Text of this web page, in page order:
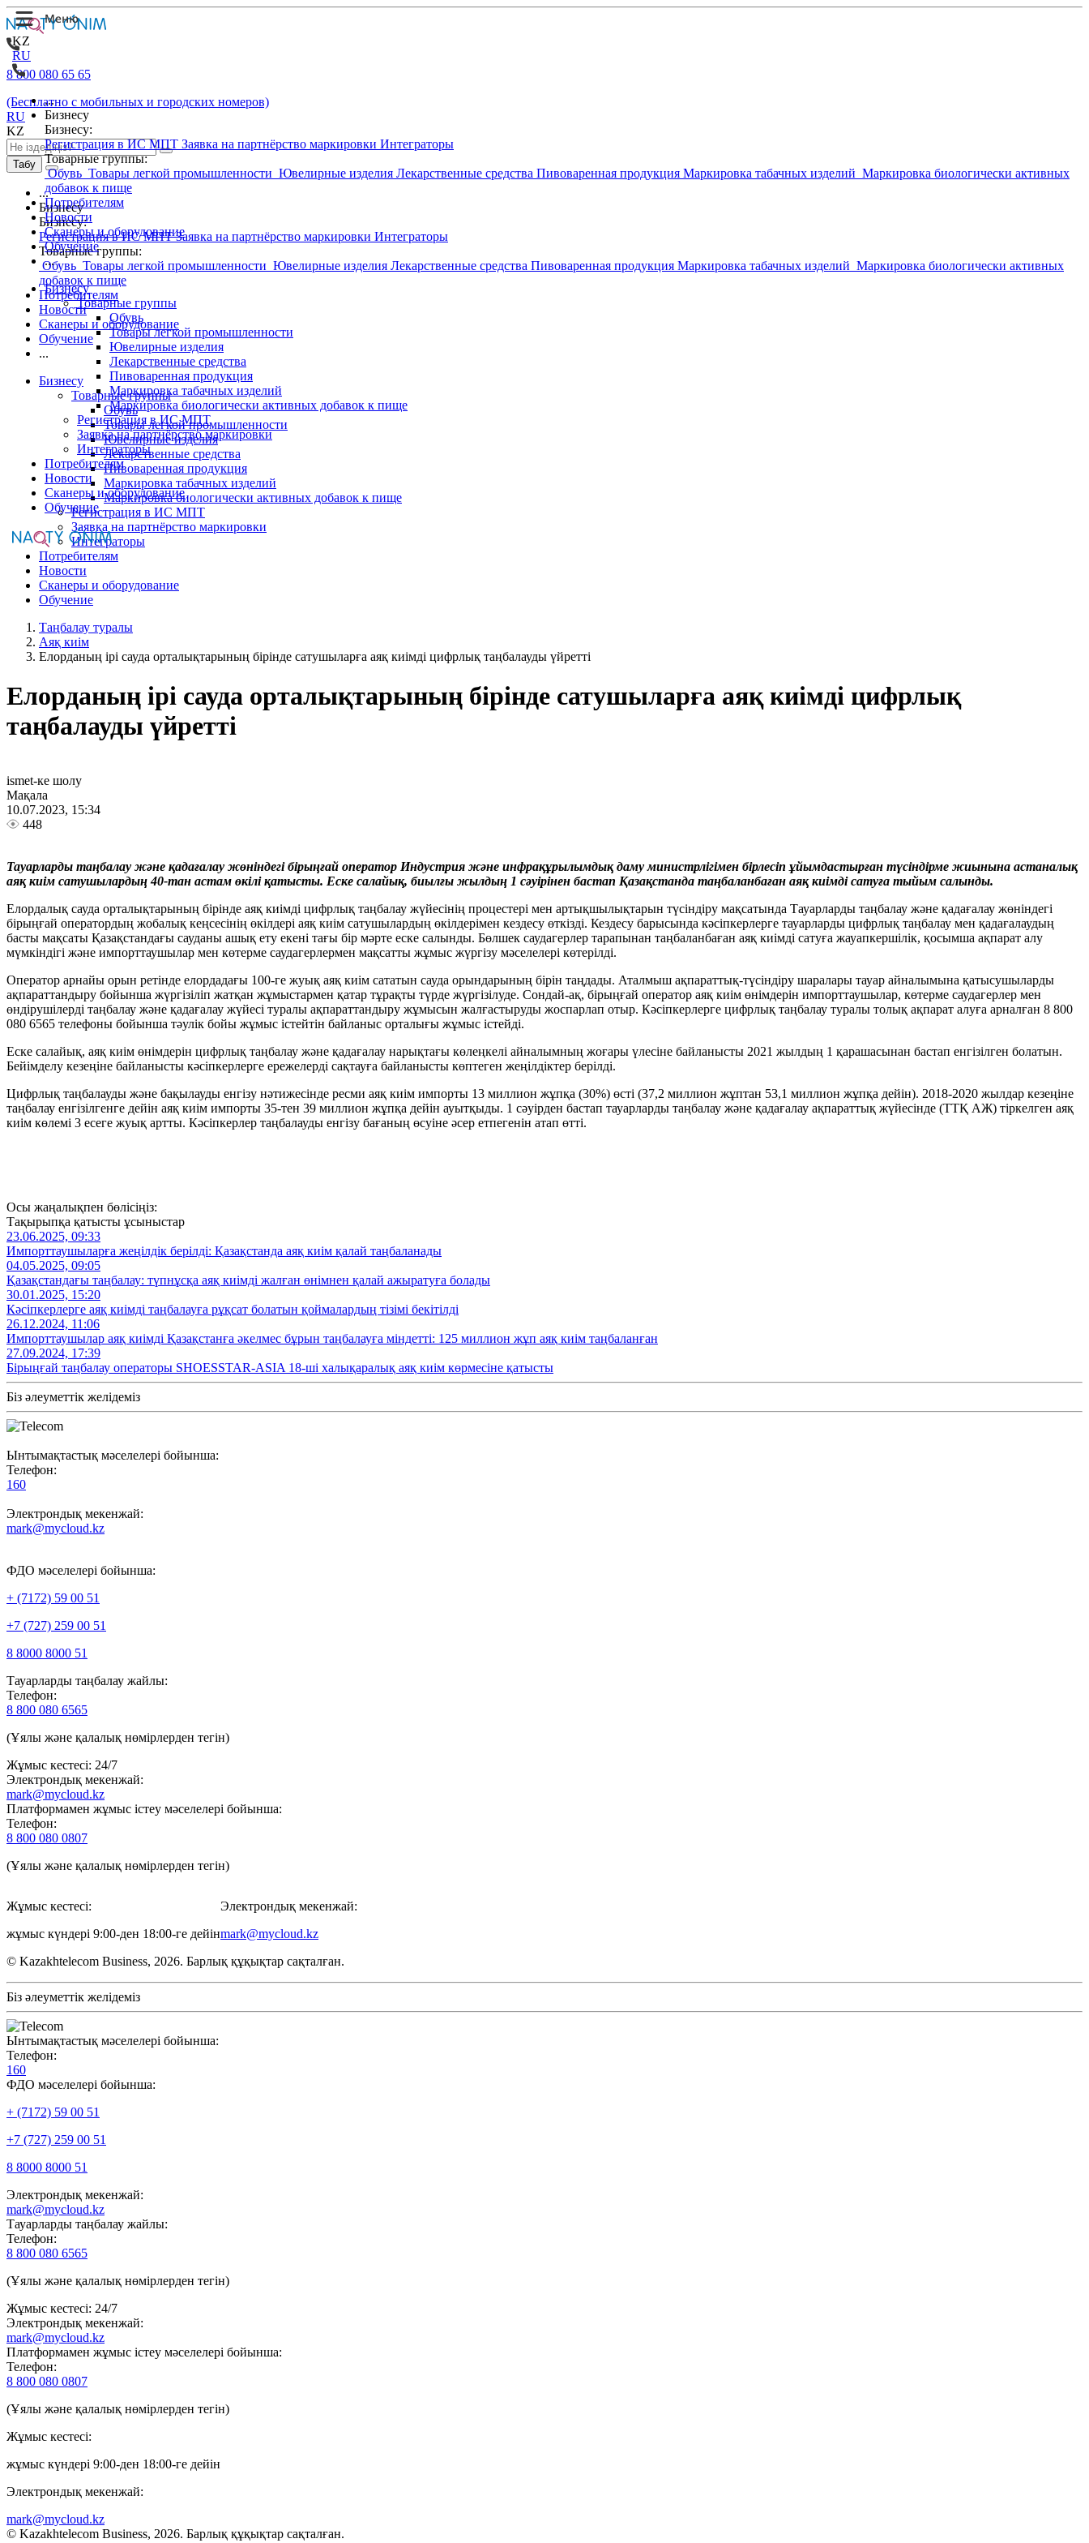
KZ
RU
...
Бизнесу
Бизнесу:
Регистрация в ИС МПТ Заявка на партнёрство маркировки Интеграторы
Товарные группы:
Обувь Товары легкой промышленности Ювелирные изделия Лекарственные средства Пивоваренная продукция Маркировка табачных изделий Маркировка биологически активных
добавок к пище
Потребителям
Новости
Сканеры и оборудование
Обучение
...
Бизнесу
Товарные группы
Обувь
Товары легкой промышленности
Ювелирные изделия
Лекарственные средства
Пивоваренная продукция
Маркировка табачных изделий
Маркировка биологически активных добавок к пище
Регистрация в ИС МПТ
Заявка на партнёрство маркировки
Интеграторы
Потребителям
Новости
Сканеры и оборудование
Обучение
8 800 080 65 65
(Бесплатно с мобильных и городских номеров)
RU
KZ
Табу
...
Бизнесу
Бизнесу:
Регистрация в ИС МПТЗаявка на партнёрство маркировки Интеграторы
Товарные группы:
Обувь Товары легкой промышленности Ювелирные изделия Лекарственные средства Пивоваренная продукция Маркировка табачных изделий Маркировка биологически активных
добавок к пище
Потребителям
Новости
Сканеры и оборудование
Обучение
...
Бизнесу
Товарные группы
Обувь
Товары легкой промышленности
Ювелирные изделия
Лекарственные средства
Пивоваренная продукция
Маркировка табачных изделий
Маркировка биологически активных добавок к пище
Регистрация в ИС МПТ
Заявка на партнёрство маркировки
Интеграторы
Потребителям
Новости
Сканеры и оборудование
Обучение
Таңбалау туралы
Аяқ киім
Елорданың ірі сауда орталықтарының бірінде сатушыларға аяқ киімді цифрлық таңбалауды үйретті
Елорданың ірі сауда орталықтарының бірінде сатушыларға аяқ киімді цифрлық
таңбалауды үйретті
ismet-ке шолу
Мақала
10.07.2023, 15:34
448
Тауарларды таңбалау және қадағалау жөніндегі бірыңғай оператор Индустрия және инфрақұрылымдық даму министрлігімен бірлесіп ұйымдастырған түсіндірме жиынына астаналық
аяқ киім сатушылардың 40-тан астам өкілі қатысты. Еске салайық, биылғы жылдың 1 сәуірінен бастап Қазақстанда таңбаланбаған аяқ киімді сатуға тыйым салынды.
Елордалық сауда орталықтарының бірінде аяқ киімді цифрлық таңбалау жүйесінің процестері мен артықшылықтарын түсіндіру мақсатында Тауарларды таңбалау және қадағалау жөніндегі
бірыңғай оператордың жобалық кеңсесінің өкілдері аяқ киім сатушылардың өкілдерімен кездесу өткізді. Кездесу барысында кәсіпкерлерге тауарларды цифрлық таңбалау мен қадағалаудың
басты мақсаты Қазақстандағы сауданы ашық ету екені тағы бір мәрте еске салынды. Бөлшек саудагерлер тарапынан таңбаланбаған аяқ киімді сатуға жауапкершілік, қосымша ақпарат алу
мүмкіндігі және импорттаушылар мен көтерме саудагерлермен мақсатты жұмыс жүргізу мәселелері көтерілді.
Оператор арнайы орын ретінде елордадағы 100-ге жуық аяқ киім сататын сауда орындарының бірін таңдады. Аталмыш ақпараттық-түсіндіру шаралары тауар айналымына қатысушыларды
ақпараттандыру бойынша жүргізіліп жатқан жұмыстармен қатар тұрақты түрде жүргізілуде. Сондай-ақ, бірыңғай оператор аяқ киім өнімдерін импорттаушылар, көтерме саудагерлер мен
өндірушілерді таңбалау және қадағалау жүйесі туралы ақпараттандыру жұмысын жалғастыруды жоспарлап отыр. Кәсіпкерлерге цифрлық таңбалау туралы толық ақпарат алуға арналған 8 800
080 6565 телефоны бойынша тәулік бойы жұмыс істейтін байланыс орталығы жұмыс істейді.
Еске салайық, аяқ киім өнімдерін цифрлық таңбалау және қадағалау нарықтағы көлеңкелі айналымның жоғары үлесіне байланысты 2021 жылдың 1 қарашасынан бастап енгізілген болатын.
Бейімделу кезеңіне байланысты кәсіпкерлерге ережелерді сақтауға байланысты көптеген жеңілдіктер берілді.
Цифрлық таңбалауды және бақылауды енгізу нәтижесінде ресми аяқ киім импорты 13 миллион жұпқа (30%) өсті (37,2 миллион жұптан 53,1 миллион жұпқа дейін). 2018-2020 жылдар кезеңіне
таңбалау енгізілгенге дейін аяқ киім импорты 35-тен 39 миллион жұпқа дейін ауытқыды. 1 сәуірден бастап тауарларды таңбалау және қадағалау ақпараттық жүйесінде (ТТҚ АЖ) тіркелген аяқ
киім көлемі 3 есеге жуық артты. Кәсіпкерлер таңбалауды енгізу бағаның өсуіне әсер етпегенін атап өтті.
Осы жаңалықпен бөлісіңіз:
Тақырыпқа қатысты ұсыныстар
23.06.2025, 09:33
Импорттаушыларға жеңілдік берілді: Қазақстанда аяқ киім қалай таңбаланады
04.05.2025, 09:05
Қазақстандағы таңбалау: түпнұсқа аяқ киімді жалған өнімнен қалай ажыратуға болады
30.01.2025, 15:20
Кәсіпкерлерге аяқ киімді таңбалауға рұқсат болатын қоймалардың тізімі бекітілді
26.12.2024, 11:06
Импорттаушылар аяқ киімді Қазақстанға әкелмес бұрын таңбалауға міндетті: 125 миллион жұп аяқ киім таңбаланған
27.09.2024, 17:39
Бірыңғай таңбалау операторы SHOESSTAR-ASIA 18-ші халықаралық аяқ киім көрмесіне қатысты
Біз әлеуметтік желідеміз
Ынтымақтастық мәселелері бойынша:
Телефон:
160
Электрондық мекенжай:
mark@mycloud.kz
ФДО мәселелері бойынша:
+ (7172) 59 00 51
+7 (727) 259 00 51
8 8000 8000 51
Тауарларды таңбалау жайлы:
Телефон:
8 800 080 6565
(Ұялы және қалалық нөмірлерден тегін)
Жұмыс кестесі: 24/7
Электрондық мекенжай:
mark@mycloud.kz
Платформамен жұмыс істеу мәселелері бойынша:
Телефон:
8 800 080 0807
(Ұялы және қалалық нөмірлерден тегін)
Жұмыс кестесі:
жұмыс күндері 9:00-ден 18:00-ге дейін
Электрондық мекенжай:
mark@mycloud.kz
© Kazakhtelecom Business, 2026. Барлық құқықтар сақталған.
Біз әлеуметтік желідеміз
Ынтымақтастық мәселелері бойынша:
Телефон:
160
ФДО мәселелері бойынша:
+ (7172) 59 00 51
+7 (727) 259 00 51
8 8000 8000 51
Электрондық мекенжай:
mark@mycloud.kz
Тауарларды таңбалау жайлы:
Телефон:
8 800 080 6565
(Ұялы және қалалық нөмірлерден тегін)
Жұмыс кестесі: 24/7
Электрондық мекенжай:
mark@mycloud.kz
Платформамен жұмыс істеу мәселелері бойынша:
Телефон:
8 800 080 0807
(Ұялы және қалалық нөмірлерден тегін)
Жұмыс кестесі:
жұмыс күндері 9:00-ден 18:00-ге дейін
Электрондық мекенжай:
mark@mycloud.kz
© Kazakhtelecom Business, 2026. Барлық құқықтар сақталған.